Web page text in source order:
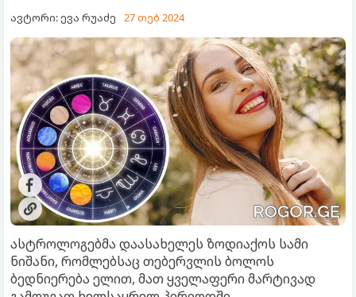
ავტორი: ევა რუაძე 27 თებ 2024
ასტროლოგებმა დაასახელეს ზოდიაქოს სამი
ნიშანი, რომლებსაც თებერვლის ბოლოს
ბედნიერება ელით, მათ ყველაფერი მარტივად